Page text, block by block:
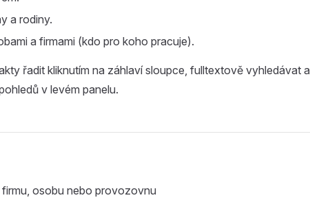
a rodiny.
a firmami (kdo pro koho pracuje).
řadit kliknutím na záhlaví sloupce, fulltextově vyhledávat a
v levém panelu.
osobu nebo provozovnu